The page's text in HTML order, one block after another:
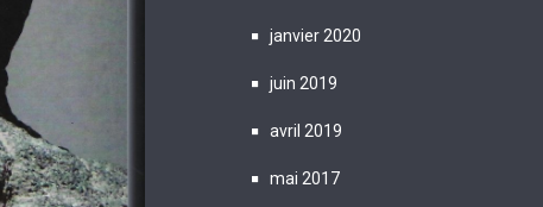
janvier 2020
juin 2019
avril 2019
mai 2017